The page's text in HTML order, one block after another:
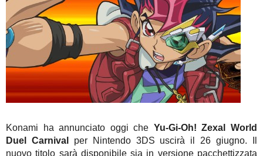
Konami ha annunciato oggi che Yu-Gi-Oh! Zexal World
Duel Carnival per Nintendo 3DS uscirà il 26 giugno. Il
nuovo titolo sarà disponibile sia in versione pacchettizzata